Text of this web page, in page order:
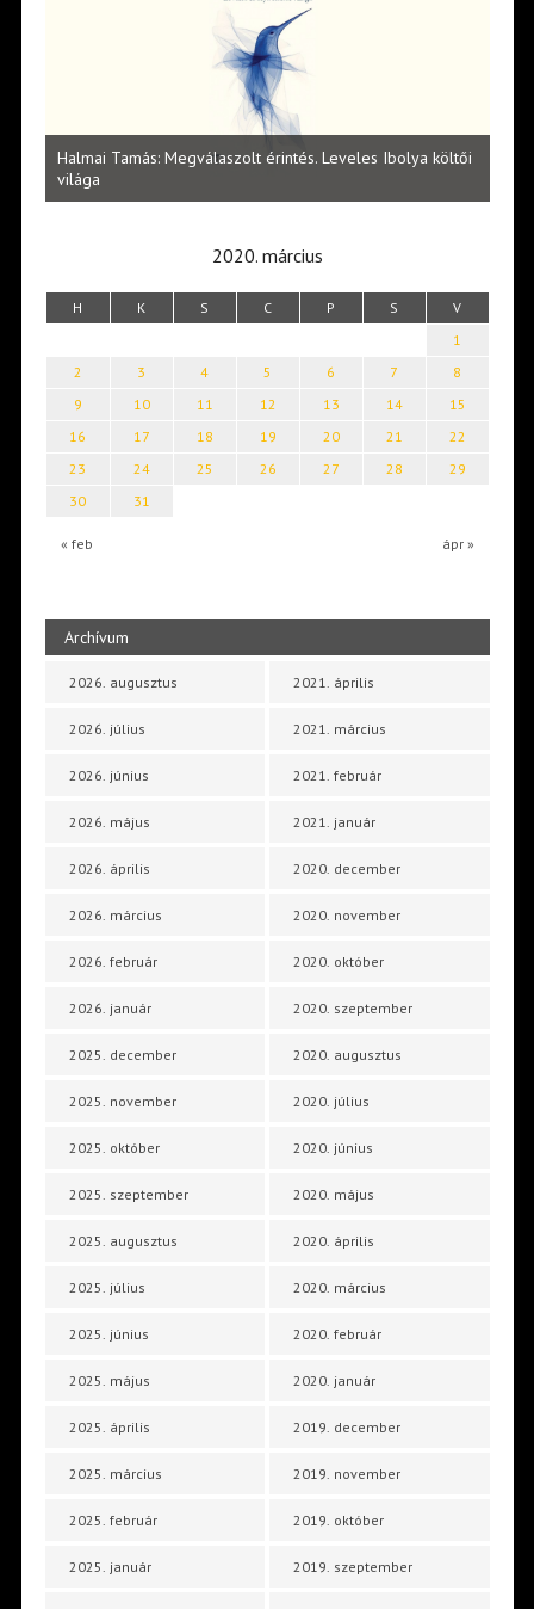
Halmai Tamás: Megválaszolt érintés. Leveles Ibolya költői
világa
2020. március
H K S C P S V
« feb ápr »
1
2
3 4 5 6 7
8
9
10 11 12 13 14
15
16
17 18 19 20 21
22
23
24 25 26 27 28
29
30
31
Archívum
2026. augusztus
2026. július
2026. június
2026. május
2026. április
2026. március
2026. február
2026. január
2025. december
2025. november
2025. október
2025. szeptember
2025. augusztus
2025. július
2025. június
2025. május
2025. április
2025. március
2025. február
2025. január
2021. április
2021. március
2021. február
2021. január
2020. december
2020. november
2020. október
2020. szeptember
2020. augusztus
2020. július
2020. június
2020. május
2020. április
2020. március
2020. február
2020. január
2019. december
2019. november
2019. október
2019. szeptember